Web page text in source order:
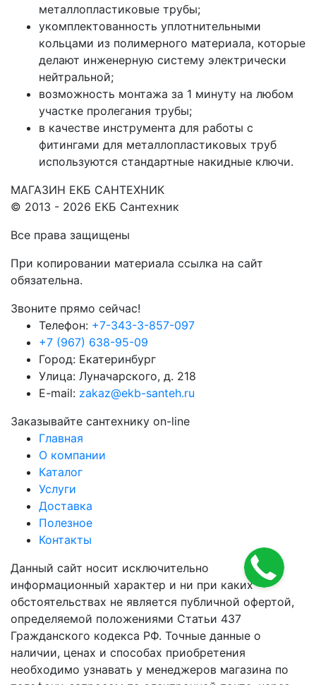
металлопластиковые трубы;
укомплектованность уплотнительными
кольцами из полимерного материала, которые
делают инженерную систему электрически
нейтральной;
возможность монтажа за 1 минуту на любом
участке пролегания трубы;
в качестве инструмента для работы с
фитингами для металлопластиковых труб
используются стандартные накидные ключи.
МАГАЗИН ЕКБ САНТЕХНИК
© 2013 - 2026 ЕКБ Сантехник
Все права защищены
При копировании материала ссылка на сайт
обязательна.
Звоните прямо сейчас!
Телефон: +7-343-3-857-097
+7 (967) 638-95-09
Город: Екатеринбург
Улица: Луначарского, д. 218
E-mail: zakaz@ekb-santeh.ru
Заказывайте сантехнику on-line
Главная
О компании
Каталог
Услуги
Доставка
Полезное
Контакты
Данный сайт носит исключительно
информационный характер и ни при каких
обстоятельствах не является публичной офертой,
определяемой положениями Статьи 437
Гражданского кодекса РФ. Точные данные о
наличии, ценах и способах приобретения
необходимо узнавать у менеджеров магазина по